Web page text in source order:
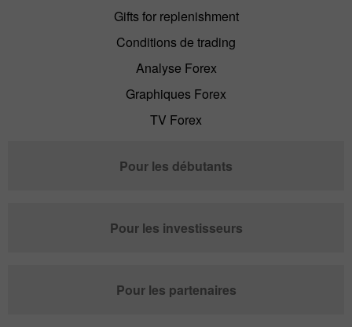
Gifts for replenishment
Conditions de trading
Analyse Forex
Graphiques Forex
TV Forex
Pour les débutants
Pour les investisseurs
Pour les partenaires